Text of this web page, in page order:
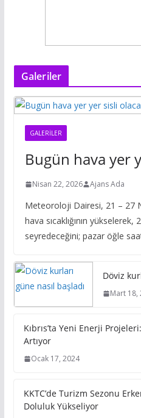
Galeriler
GALERILER
Bugün hava yer
Nisan 22, 2026 Ajans Ada
Meteoroloji Dairesi, 21 – 27
hava sıcaklığının
seyredeceğini; pazar öğle
Döviz
Mart 18,
Kıbrıs’ta Yeni Enerji
Artıyor
Ocak 17, 2024
KKTC’de Turizm Sezonu
Doluluk Yükseliyor